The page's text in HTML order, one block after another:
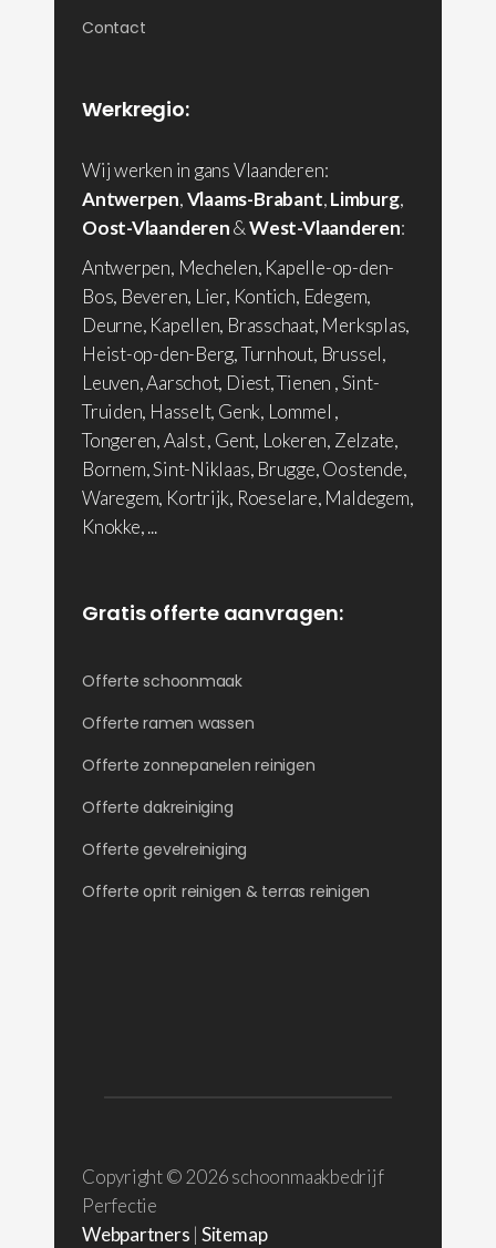
Contact
Werkregio:
Wij werken in gans Vlaanderen:
Antwerpen,Vlaams-Brabant,Limburg,
Oost-Vlaanderen&West-Vlaanderen:
Antwerpen, Mechelen, Kapelle-op-den-
Bos, Beveren, Lier, Kontich, Edegem,
Deurne, Kapellen, Brasschaat, Merksplas,
Heist-op-den-Berg, Turnhout, Brussel,
Leuven, Aarschot, Diest, Tienen , Sint-
Truiden, Hasselt, Genk, Lommel ,
Tongeren, Aalst , Gent, Lokeren, Zelzate,
Bornem, Sint-Niklaas, Brugge, Oostende,
Waregem, Kortrijk, Roeselare, Maldegem,
Knokke, ...
Gratis offerte aanvragen:
Offerte schoonmaak
Offerte ramen wassen
Offerte zonnepanelen reinigen
Offerte dakreiniging
Offerte gevelreiniging
Offerte oprit reinigen & terras reinigen
Copyright © 2026 schoonmaakbedrijf
Perfectie
Webpartners | Sitemap